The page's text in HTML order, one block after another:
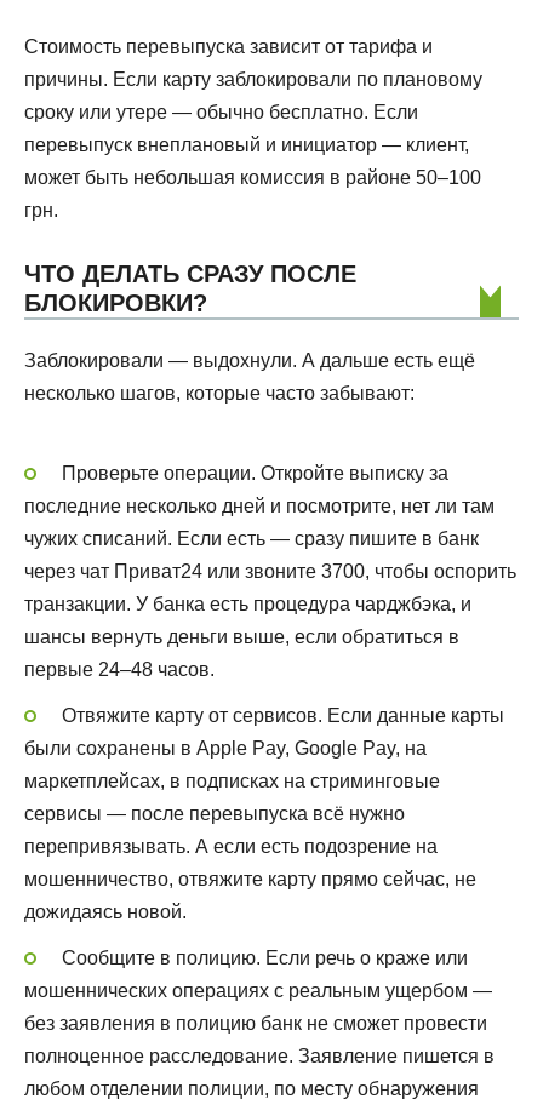
Стоимость перевыпуска зависит от тарифа и
причины. Если карту заблокировали по плановому
сроку или утере — обычно бесплатно. Если
перевыпуск внеплановый и инициатор — клиент,
может быть небольшая комиссия в районе 50–100
грн.
ЧТО ДЕЛАТЬ СРАЗУ ПОСЛЕ
БЛОКИРОВКИ?
Заблокировали — выдохнули. А дальше есть ещё
несколько шагов, которые часто забывают:
Проверьте операции. Откройте выписку за
последние несколько дней и посмотрите, нет ли там
чужих списаний. Если есть — сразу пишите в банк
через чат Приват24 или звоните 3700, чтобы оспорить
транзакции. У банка есть процедура чарджбэка, и
шансы вернуть деньги выше, если обратиться в
первые 24–48 часов.
Отвяжите карту от сервисов. Если данные карты
были сохранены в Apple Pay, Google Pay, на
маркетплейсах, в подписках на стриминговые
сервисы — после перевыпуска всё нужно
перепривязывать. А если есть подозрение на
мошенничество, отвяжите карту прямо сейчас, не
дожидаясь новой.
Сообщите в полицию. Если речь о краже или
мошеннических операциях с реальным ущербом —
без заявления в полицию банк не сможет провести
полноценное расследование. Заявление пишется в
любом отделении полиции, по месту обнаружения